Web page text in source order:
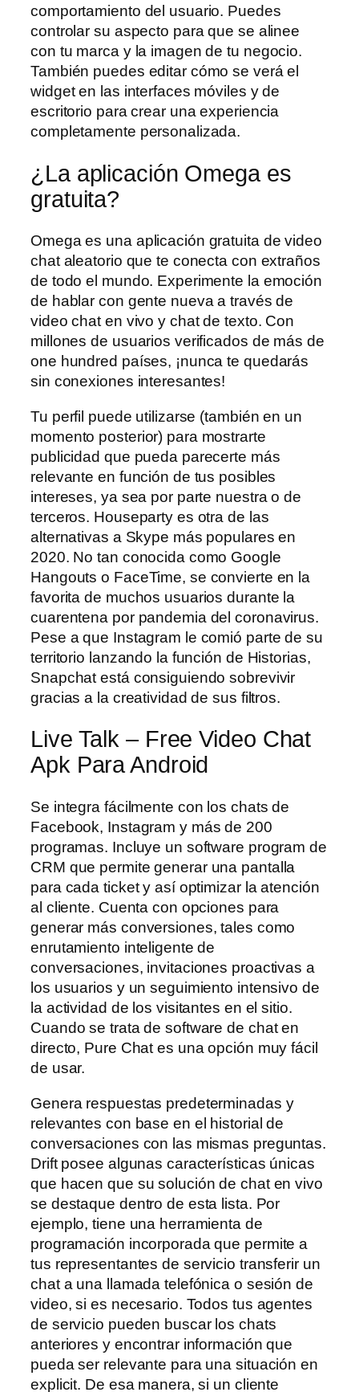
comportamiento del usuario. Puedes
controlar su aspecto para que se alinee
con tu marca y la imagen de tu negocio.
También puedes editar cómo se verá el
widget en las interfaces móviles y de
escritorio para crear una experiencia
completamente personalizada.
¿La aplicación Omega es
gratuita?
Omega es una aplicación gratuita de video
chat aleatorio que te conecta con extraños
de todo el mundo. Experimente la emoción
de hablar con gente nueva a través de
video chat en vivo y chat de texto. Con
millones de usuarios verificados de más de
one hundred países, ¡nunca te quedarás
sin conexiones interesantes!
Tu perfil puede utilizarse (también en un
momento posterior) para mostrarte
publicidad que pueda parecerte más
relevante en función de tus posibles
intereses, ya sea por parte nuestra o de
terceros. Houseparty es otra de las
alternativas a Skype más populares en
2020. No tan conocida como Google
Hangouts o FaceTime, se convierte en la
favorita de muchos usuarios durante la
cuarentena por pandemia del coronavirus.
Pese a que Instagram le comió parte de su
territorio lanzando la función de Historias,
Snapchat está consiguiendo sobrevivir
gracias a la creatividad de sus filtros.
Live Talk – Free Video Chat
Apk Para Android
Se integra fácilmente con los chats de
Facebook, Instagram y más de 200
programas. Incluye un software program de
CRM que permite generar una pantalla
para cada ticket y así optimizar la atención
al cliente. Cuenta con opciones para
generar más conversiones, tales como
enrutamiento inteligente de
conversaciones, invitaciones proactivas a
los usuarios y un seguimiento intensivo de
la actividad de los visitantes en el sitio.
Cuando se trata de software de chat en
directo, Pure Chat es una opción muy fácil
de usar.
Genera respuestas predeterminadas y
relevantes con base en el historial de
conversaciones con las mismas preguntas.
Drift posee algunas características únicas
que hacen que su solución de chat en vivo
se destaque dentro de esta lista. Por
ejemplo, tiene una herramienta de
programación incorporada que permite a
tus representantes de servicio transferir un
chat a una llamada telefónica o sesión de
video, si es necesario. Todos tus agentes
de servicio pueden buscar los chats
anteriores y encontrar información que
pueda ser relevante para una situación en
explicit. De esa manera, si un cliente